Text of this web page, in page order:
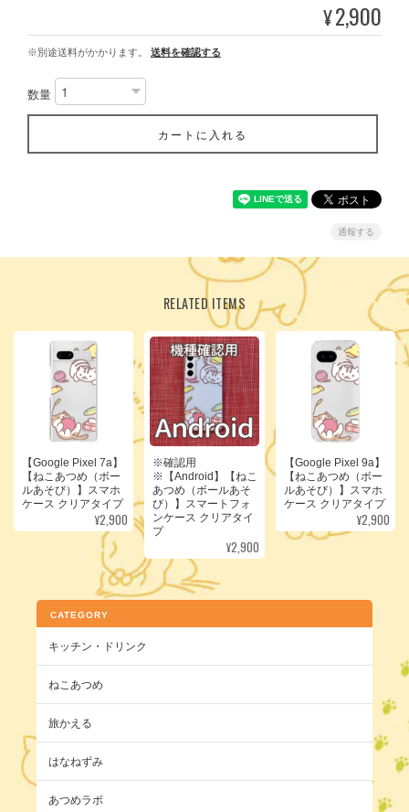
¥2,900
※別途送料がかかります。 送料を確認する
数量
カートに入れる
通報する
RELATED ITEMS
【Google Pixel 7a】
【ねこあつめ（ボー
ルあそび）】スマホ
ケース クリアタイプ
¥2,900
※確認用
※【Android】【ねこ
あつめ（ボールあそ
び）】スマートフォ
ンケース クリアタイ
プ
¥2,900
【Google Pixel 9a】
【ねこあつめ（ボー
ルあそび）】スマホ
ケース クリアタイプ
¥2,900
CATEGORY
キッチン・ドリンク
ねこあつめ
旅かえる
はなねずみ
あつめラボ